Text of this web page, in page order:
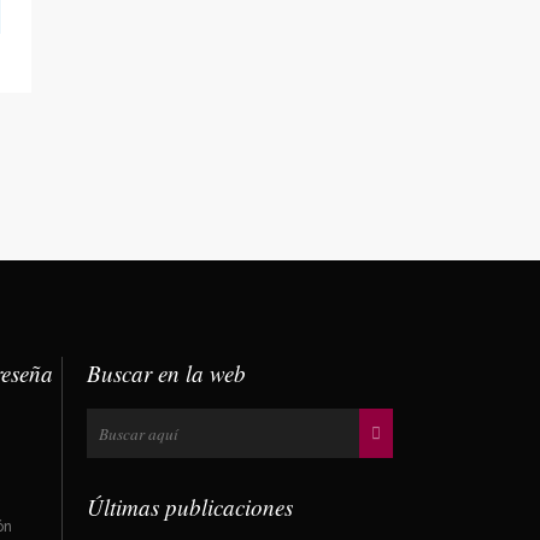
Buscar en la web
Últimas publicaciones